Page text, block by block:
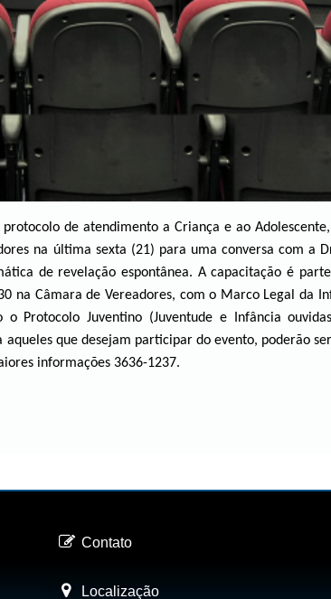
de atendimento a Criança e ao
na última sexta (21) para uma conversa com a
de revelação espontânea. A capacitação é
na Câmara de Vereadores, com o Marco Legal da
Protocolo Juventino (Juventude e Infância
que desejam participar do evento, poderão
informações 3636-1237.
Contato
Localização